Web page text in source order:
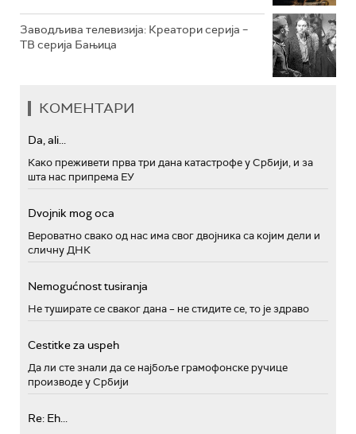
Заводљива телевизија: Креатори серија –
ТВ серија Бањица
КОМЕНТАРИ
Da, ali...
Како преживети прва три дана катастрофе у Србији, и за
шта нас припрема ЕУ
Dvojnik mog oca
Вероватно свако од нас има свог двојника са којим дели и
сличну ДНК
Nemogućnost tusiranja
Не туширате се сваког дана – не стидите се, то је здраво
Cestitke za uspeh
Да ли сте знали да се најбоље грамофонске ручице
производе у Србији
Re: Eh...